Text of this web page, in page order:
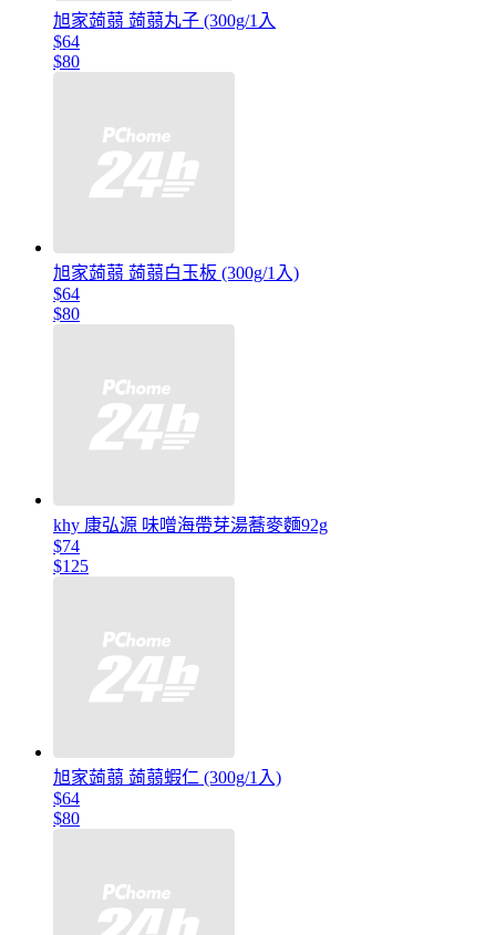
旭家蒟蒻 蒟蒻丸子 (300g/1入
$64
$80
旭家蒟蒻 蒟蒻白玉板 (300g/1入)
$64
$80
khy 康弘源 味噌海帶芽湯蕎麥麵92g
$74
$125
旭家蒟蒻 蒟蒻蝦仁 (300g/1入)
$64
$80